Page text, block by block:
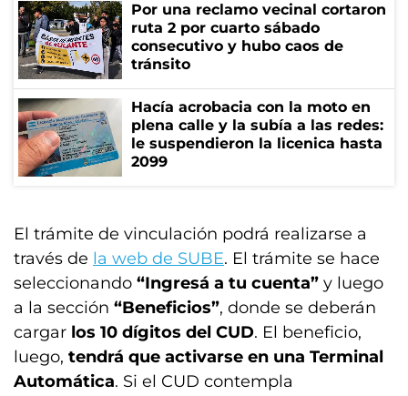
Por una reclamo vecinal cortaron
ruta 2 por cuarto sábado
consecutivo y hubo caos de
tránsito
Hacía acrobacia con la moto en
plena calle y la subía a las redes:
le suspendieron la licenica hasta
2099
El trámite de vinculación podrá realizarse a
través de la web de SUBE. El trámite se hace
seleccionando “Ingresá a tu cuenta” y luego
a la sección “Beneficios”, donde se deberán
cargar los 10 dígitos del CUD. El beneficio,
luego, tendrá que activarse en una Terminal
Automática. Si el CUD contempla